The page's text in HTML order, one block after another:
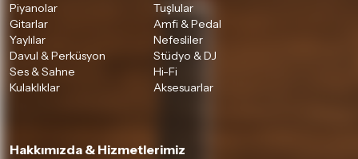
Piyanolar
Tuşlular
Gitarlar
Amfi & Pedal
Yaylılar
Nefesliler
Davul & Perküsyon
Stüdyo & DJ
Ses & Sahne
Hi-Fi
Kulaklıklar
Aksesuarlar
Hakkımızda & Hizmetlerimiz